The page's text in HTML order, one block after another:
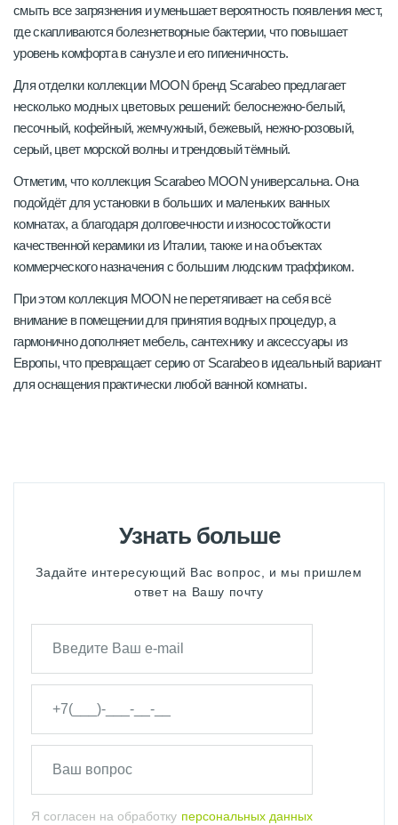
смыть все загрязнения и уменьшает вероятность появления мест,
где скапливаются болезнетворные бактерии, что повышает
уровень комфорта в санузле и его гигиеничность.
Для отделки коллекции MOON бренд Scarabeo предлагает
несколько модных цветовых решений: белоснежно-белый,
песочный, кофейный, жемчужный, бежевый, нежно-розовый,
серый, цвет морской волны и трендовый тёмный.
Отметим, что коллекция Scarabeo MOON универсальна. Она
подойдёт для установки в больших и маленьких ванных
комнатах, а благодаря долговечности и износостойкости
качественной керамики из Италии, также и на объектах
коммерческого назначения с большим людским траффиком.
При этом коллекция MOON не перетягивает на себя всё
внимание в помещении для принятия водных процедур, а
гармонично дополняет мебель, сантехнику и аксессуары из
Европы, что превращает серию от Scarabeo в идеальный вариант
для оснащения практически любой ванной комнаты.
Узнать больше
Задайте интересующий Вас вопрос, и мы пришлем
ответ на Вашу почту
Я согласен на обработку персональных данных